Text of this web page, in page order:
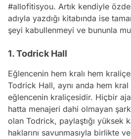
#allofitisyou. Artık kendiyle
adıyla yazdığı kitabında ise
şeyi kabullenmeyi ve bununla
1. Todrick Hall
Eğlencenin hem kralı hem
Todrick Hall, aynı anda hem
eğlencenin kraliçesidir. Hiçbir
hatta menajeri dahi olmayan
olan Todrick, paylaştığı yüksek
haklarını savunmasıyla birlikte ve